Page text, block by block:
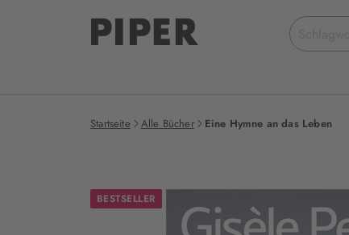
Suchbegriff
eingeben
Startseite Alle Bücher Eine Hymne an das Leben
BESTSELLER